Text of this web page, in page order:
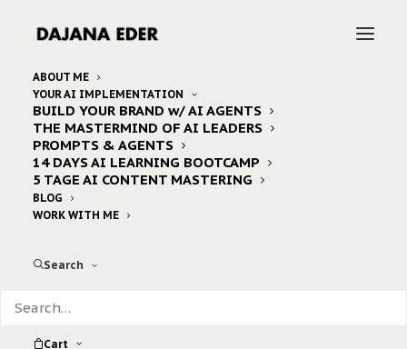
ABOUT ME
YOUR AI IMPLEMENTATION
BUILD YOUR BRAND w/ AI AGENTS
THE MASTERMIND OF AI LEADERS
PROMPTS & AGENTS
14 DAYS AI LEARNING BOOTCAMP
5 TAGE AI CONTENT MASTERING
BLOG
WORK WITH ME
Search
Cart
Home topics
car reviews
Archive by Category "porsche"